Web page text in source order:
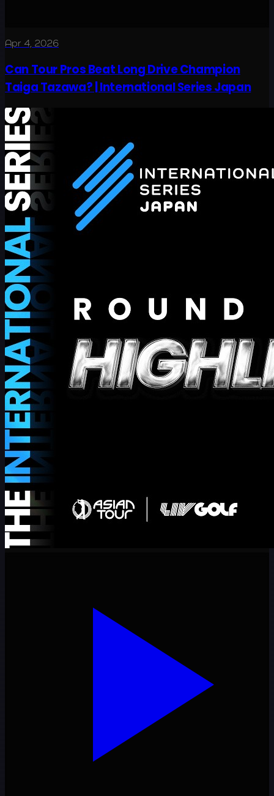
Apr 4, 2026
Can Tour Pros Beat Long Drive Champion
Taiga Tazawa? | International Series Japan